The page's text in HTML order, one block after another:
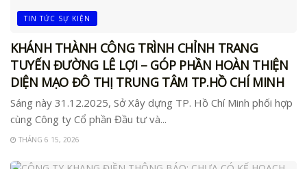
TIN TỨC SỰ KIỆN
KHÁNH THÀNH CÔNG TRÌNH CHỈNH TRANG
TUYẾN ĐƯỜNG LÊ LỢI – GÓP PHẦN HOÀN THIỆN
DIỆN MẠO ĐÔ THỊ TRUNG TÂM TP.HỒ CHÍ MINH
Sáng này 31.12.2025, Sở Xây dựng TP. Hồ Chí Minh phối hợp
cùng Công ty Cổ phần Đầu tư và...
THÁNG 6 15, 2026